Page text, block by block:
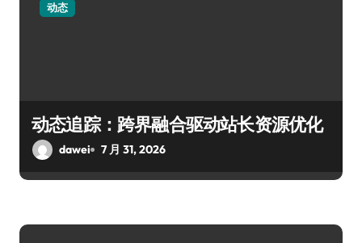
动态
动态追踪：跨界融合驱动站长资源优化
dawei 7 月 31, 2026